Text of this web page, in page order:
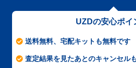
UZDの安心ポイ
送料無料、宅配キットも無料です
査定結果を見たあとのキャンセル